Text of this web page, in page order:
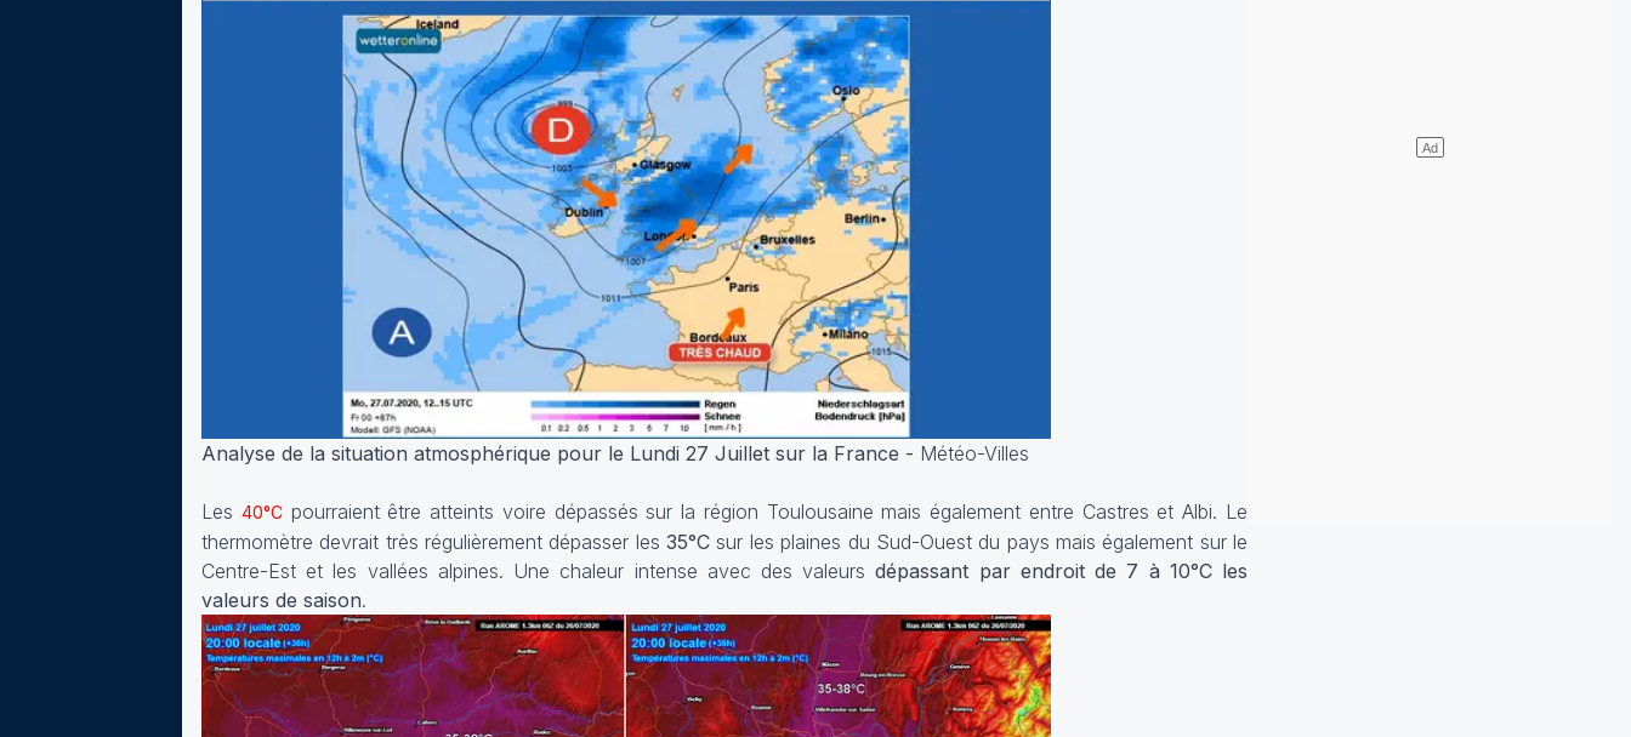
Analyse de la situation atmosphérique pour le Lundi 27 Juillet sur la France - Météo-Villes
Les 40°Cpourraient être atteints voire dépassés sur la région Toulousaine mais également entre Castres et Albi. Le
thermomètre devrait très régulièrement dépasser les 35°C sur les plaines du Sud-Ouest du pays mais également sur le
Centre-Est et les vallées alpines. Une chaleur intense avec des valeurs dépassant par endroit de 7 à 10°C les
valeurs de saison.